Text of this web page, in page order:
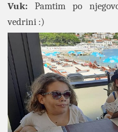
Vuk:
Pamtim po
vedrini :)